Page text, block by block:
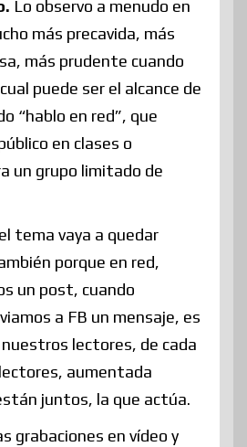
Lo observo a menudo en
más precavida, más
más prudente cuando
puede ser el alcance de
“hablo en red”, que
en clases o
un grupo limitado de
tema vaya a quedar
porque en red,
un post, cuando
a FB un mensaje, es
lectores, de cada
aumentada
juntos, la que actúa.
grabaciones en vídeo y